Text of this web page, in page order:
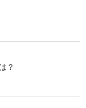
？